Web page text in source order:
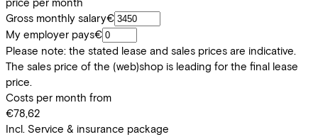
Gross monthly salary€
My employer pays€
Please note: the stated lease and sales prices are indicative.
The sales price of the (web)shop is leading for the final lease
price.
Costs per month from
€78,62
Incl. Service & insurance package